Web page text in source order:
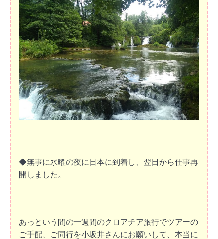
◆無事に水曜の夜に日本に到着し、翌日から仕事再
開しました。
あっという間の一週間のクロアチア旅行でツアーの
ご手配、ご同行を小坂井さんにお願いして、本当に